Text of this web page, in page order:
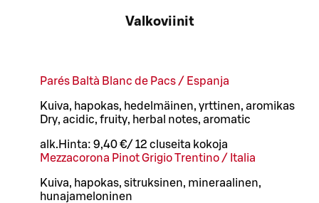
Valkoviinit
Parés Baltà Blanc de Pacs / Espanja
Kuiva, hapokas, hedelmäinen, yrttinen, aromikas
Dry, acidic, fruity, herbal notes, aromatic
alk. Hinta: 9,40 €/ 12 cl useita kokoja
Mezzacorona Pinot Grigio Trentino / Italia
Kuiva, hapokas, sitruksinen, mineraalinen,
hunajameloninen